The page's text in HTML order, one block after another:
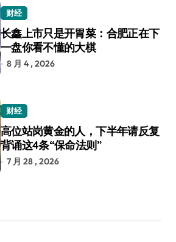
财经
长鑫上市只是开胃菜：合肥正在下
一盘你看不懂的大棋
8 月 4 , 2026
财经
高位站岗黄金的人，下半年请反复
背诵这4条“保命法则”
7 月 28 , 2026